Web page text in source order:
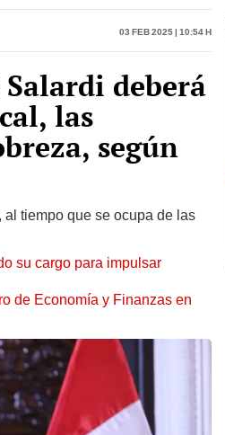
03 Feb 2025 | 10:54 h
deberá
las
según
tiempo que se ocupa de las
su cargo para impulsar
de Economía y Finanzas en